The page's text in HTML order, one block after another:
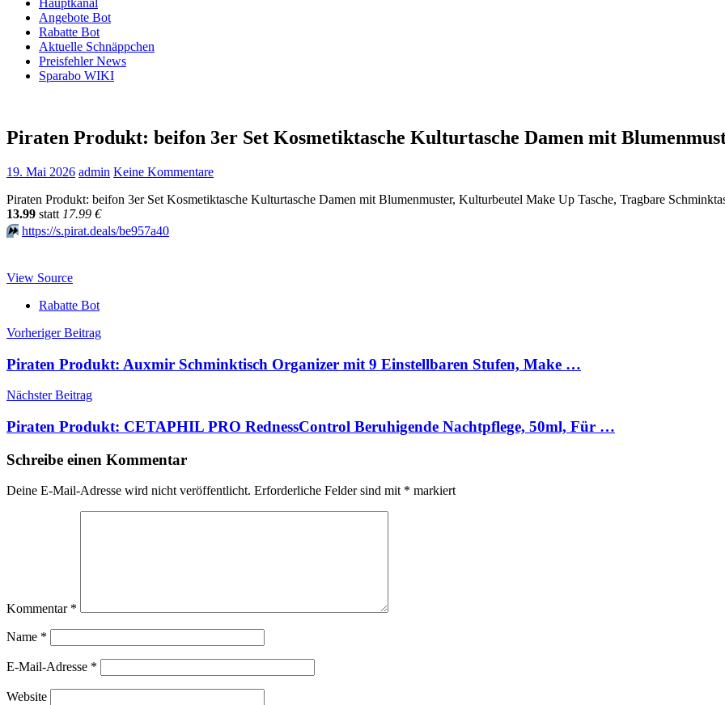
Hauptkanal
Angebote Bot
Rabatte Bot
Aktuelle Schnäppchen
Preisfehler News
Sparabo WIKI
Piraten Produkt: beifon 3er Set Kosmetiktasche Kulturtasche Damen mit
19. Mai 2026 admin Keine Kommentare
Piraten Produkt: beifon 3er Set Kosmetiktasche Kulturtasche Damen mit Blumenmuster, Kulturbeutel Make Up Tasche, Tragbare
13.99 statt 17.99 €
⏩️ https://s.pirat.deals/be957a40
View Source
Rabatte Bot
Beitragsnavigation
Vorheriger Beitrag
Piraten Produkt: Auxmir Schminktisch Organizer mit 9 Einstellbaren Stufen, Make …
Nächster Beitrag
Piraten Produkt: CETAPHIL PRO RednessControl Beruhigende Nachtpflege, 50ml, Für …
Schreibe einen Kommentar
Deine E-Mail-Adresse wird nicht veröffentlicht. Erforderliche Felder sind mit * markiert
Kommentar *
Name *
E-Mail-Adresse *
Website